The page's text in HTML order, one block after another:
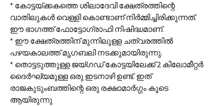
* കോട്ടയ്ക്കകത്തെ ശിലാദേവി ക്ഷേത്രത്തിന്റെ
വാതിലുകൾ വെള്ളി കൊണ്ടാണ് നിർമ്മിച്ചിരിക്കുന്നത്.
ഈ ഭാഗത്ത് ഫോട്ടോഗ്രാഫി നിഷിദ്ധമാണ്.
* ഈ ക്ഷേത്രത്തിന് മുന്നിലുള്ള ചത്വരത്തിൽ
പഴയകാലത്ത് മൃഗബലി നടക്കുമായിരുന്നു.
* തൊട്ടടുത്തുള്ള ജയ്ഗഡ് കോട്ടയിലേക്ക് 2 കിലോമീറ്റർ
ദൈർഘ്യമുള്ള ഒരു ഇടനാഴി ഉണ്ട്. ഇത്
രാജകുടുംബത്തിന്റെ ഒരു രക്ഷാമാർഗ്ഗം കൂടെ
ആയിരുന്നു